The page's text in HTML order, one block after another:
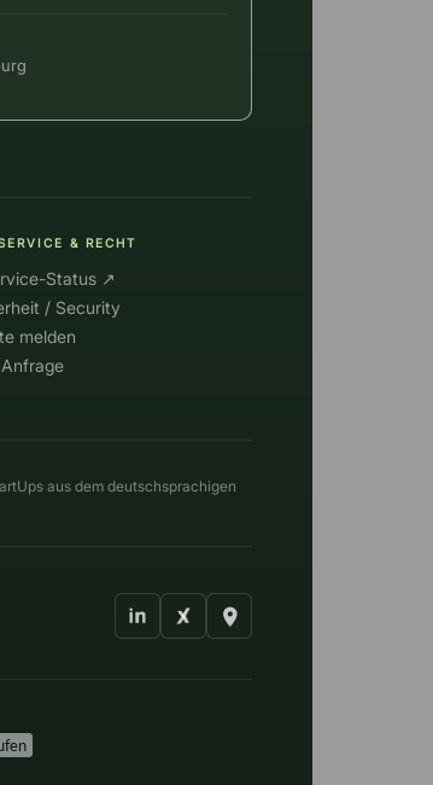
& RECHT
Status ↗
/ Security
melden
aus dem deutschsprachigen